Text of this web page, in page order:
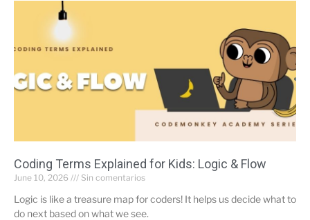
Coding Terms Explained for Kids: Logic & Flow
June 10, 2026 Sin comentarios
Logic is like a treasure map for coders! It helps us decide what to
do next based on what we see.